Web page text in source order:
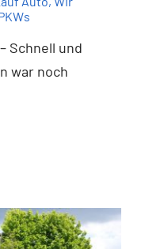
Schnell und
war noch